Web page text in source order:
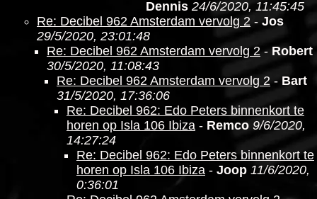
Dennis 24/6/2020, 11:45:45
Re: Decibel 962 Amsterdam vervolg 2 - Jos
29/5/2020, 23:01:48
Re: Decibel 962 Amsterdam vervolg 2 - Robert
30/5/2020, 11:08:43
Re: Decibel 962 Amsterdam vervolg 2 - Bart
31/5/2020, 17:36:06
Re: Decibel 962: Edo Peters binnenkort te
horen op Isla 106 Ibiza - Remco 9/6/2020,
14:27:24
Re: Decibel 962: Edo Peters binnenkort te
horen op Isla 106 Ibiza - Joop 11/6/2020,
0:36:01